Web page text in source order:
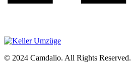
© 2024 Camdalio. All Rights Reserved.